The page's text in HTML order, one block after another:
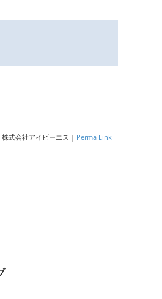
株式会社アイビーエス | Perma Link